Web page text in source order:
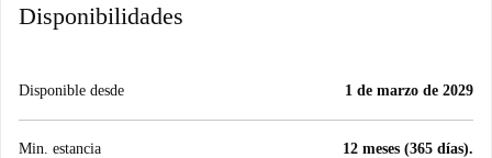
Disponibilidades
Disponible desde 1 de marzo de 2029
Min. estancia 12 meses (365 días).